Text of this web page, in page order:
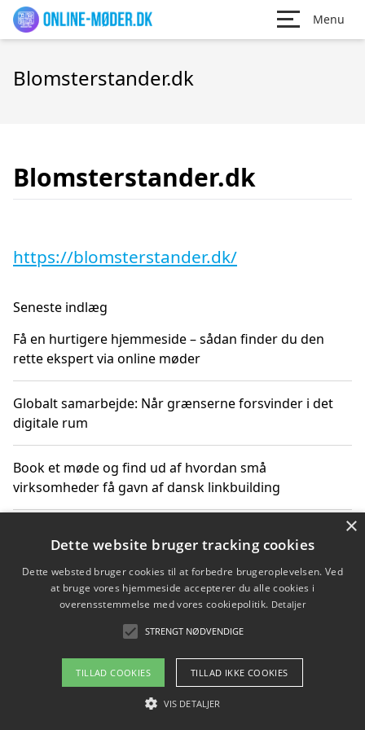
Menu
Blomsterstander.dk
Blomsterstander.dk
https://blomsterstander.dk/
Seneste indlæg
Få en hurtigere hjemmeside – sådan finder du den
rette ekspert via online møder
Globalt samarbejde: Når grænserne forsvinder i det
digitale rum
Book et møde og find ud af hvordan små
virksomheder få gavn af dansk linkbuilding
får du indgår et samarbejde
Hold et møde med en WordPress ekspert og vælg den
mest professionelle til at vedligeholde din løsning
Copyright 2026 - Pilanto Aps
Om / kontakt
×
Dette website bruger tracking cookies
Dette websted bruger cookies til at forbedre brugeroplevelsen. Ved
at bruge vores hjemmeside accepterer du alle cookies i
overensstemmelse med vores cookiepolitik. Detaljer
STRENGT NØDVENDIGE
TILLAD COOKIES TILLAD IKKE COOKIES
VIS DETALJER